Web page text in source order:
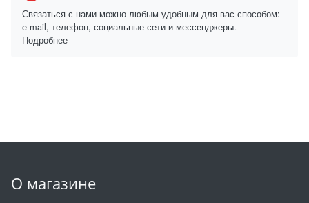
Связаться с нами можно любым удобным для вас способом:
e-mail, телефон, социальные сети и мессенджеры.
Подробнее
О магазине